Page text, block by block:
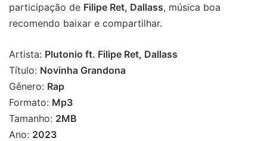
participação de Filipe Ret, Dallass, música boa
recomendo baixar e compartilhar.
Artista: Plutonio ft. Filipe Ret, Dallass
Título: Novinha Grandona
Gênero: Rap
Formato: Mp3
Tamanho: 2MB
Ano: 2023